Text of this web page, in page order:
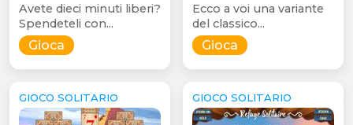
Avete dieci minuti liberi?
Spendeteli con...
Gioca
Ecco a voi una variante
del classico...
Gioca
GIOCO SOLITARIO GIOCO SOLITARIO